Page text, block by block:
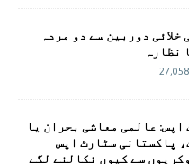
دوربین سے دو مردہ
نظارہ
27,058
اپس: عالمی معاشی بحران یا
پاکستانی سٹارٹ اپس
سے کیوں نکالنے لگے